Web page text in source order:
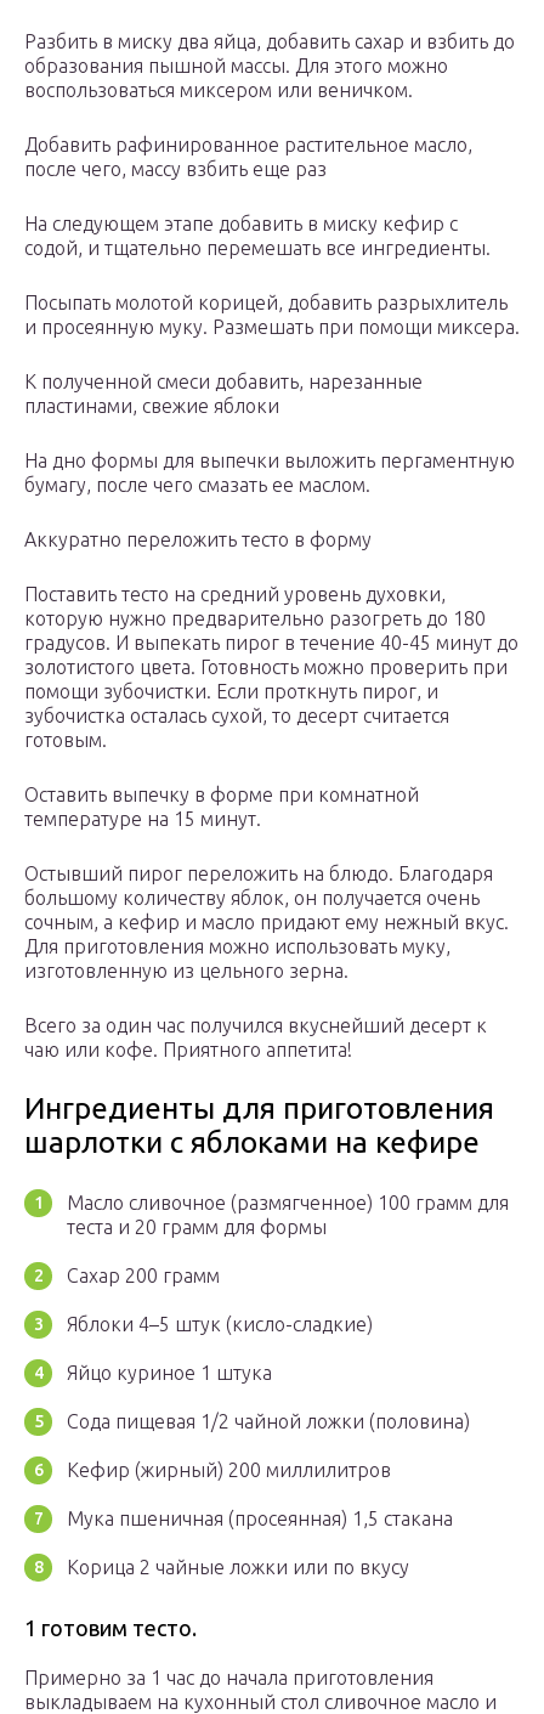
Разбить в миску два яйца, добавить сахар и взбить до
образования пышной массы. Для этого можно
воспользоваться миксером или веничком.
Добавить рафинированное растительное масло,
после чего, массу взбить еще раз
На следующем этапе добавить в миску кефир с
содой, и тщательно перемешать все ингредиенты.
Посыпать молотой корицей, добавить разрыхлитель
и просеянную муку. Размешать при помощи миксера.
К полученной смеси добавить, нарезанные
пластинами, свежие яблоки
На дно формы для выпечки выложить пергаментную
бумагу, после чего смазать ее маслом.
Аккуратно переложить тесто в форму
Поставить тесто на средний уровень духовки,
которую нужно предварительно разогреть до 180
градусов. И выпекать пирог в течение 40-45 минут до
золотистого цвета. Готовность можно проверить при
помощи зубочистки. Если проткнуть пирог, и
зубочистка осталась сухой, то десерт считается
готовым.
Оставить выпечку в форме при комнатной
температуре на 15 минут.
Остывший пирог переложить на блюдо. Благодаря
большому количеству яблок, он получается очень
сочным, а кефир и масло придают ему нежный вкус.
Для приготовления можно использовать муку,
изготовленную из цельного зерна.
Всего за один час получился вкуснейший десерт к
чаю или кофе. Приятного аппетита!
Ингредиенты для приготовления
шарлотки с яблоками на кефире
Масло сливочное (размягченное) 100 грамм для
теста и 20 грамм для формы
Сахар 200 грамм
Яблоки 4–5 штук (кисло-сладкие)
Яйцо куриное 1 штука
Сода пищевая 1/2 чайной ложки (половина)
Кефир (жирный) 200 миллилитров
Мука пшеничная (просеянная) 1,5 стакана
Корица 2 чайные ложки или по вкусу
1 готовим тесто.
Примерно за 1 час до начала приготовления
выкладываем на кухонный стол сливочное масло и